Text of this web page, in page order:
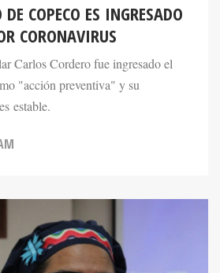
COPECO ES INGRESADO
CORONAVIRUS
Carlos Cordero fue ingresado el
"acción preventiva" y su
estable.